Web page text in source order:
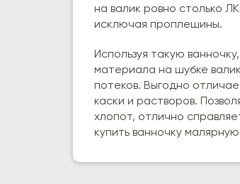
на валик ровно столько
исключая проплешины.
Используя такую
материала на шубке
потеков. Выгодно
каски и растворов.
хлопот, отлично
купить ванночку